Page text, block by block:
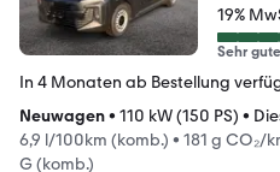
19%
Sehr
In 4 Monaten ab Bestellung
Neuwagen• 110 kW (150 PS) •
6,9 l/100km (komb.) • 181 g CO₂/
G (komb.)